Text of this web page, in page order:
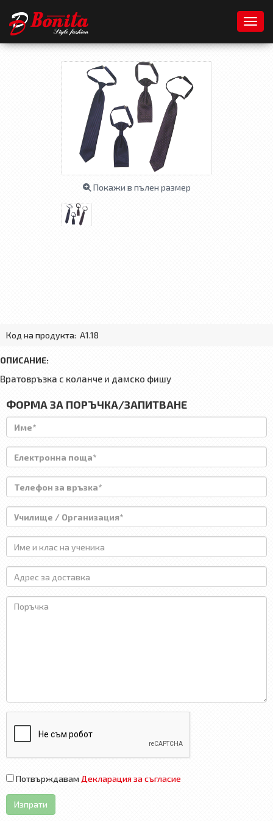
Покажи в пълен размер
Код на продукта: A1.18
ОПИСАНИЕ:
Вратовръзка с коланче и дамско фишу
ФОРМА ЗА ПОРЪЧКА/ЗАПИТВАНЕ
Потвърждавам Декларация за съгласие
Изпрати